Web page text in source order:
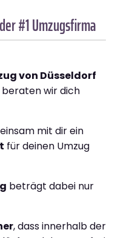
#1 Umzugsfirma
von Düsseldorf
beraten wir dich
mit dir ein
für deinen Umzug
beträgt dabei nur
, dass innerhalb der